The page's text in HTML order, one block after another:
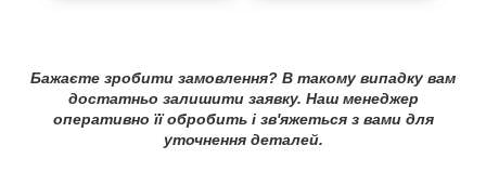
Бажаєте зробити замовлення? В такому випадку вам
достатньо залишити заявку. Наш менеджер
оперативно її обробить і зв'яжеться з вами для
уточнення деталей.